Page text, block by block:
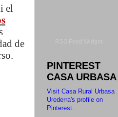
el
de
PINTEREST
CASA URBASA
Visit Casa Rural Urbasa
Urederra's profile on
Pinterest.